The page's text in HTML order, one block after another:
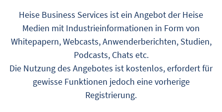
Heise Business Services ist ein Angebot der Heise
Medien mit Industrieinformationen in Form von
Whitepapern, Webcasts, Anwenderberichten, Studien,
Podcasts, Chats etc.
Die Nutzung des Angebotes ist kostenlos, erfordert für
gewisse Funktionen jedoch eine vorherige
Registrierung.